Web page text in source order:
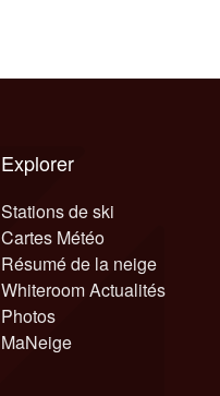
Explorer
Stations de ski
Cartes Météo
Résumé de la neige
Whiteroom Actualités
Photos
MaNeige